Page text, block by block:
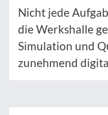
Nicht jede
die Werkshalle
Simulation und
zunehmend